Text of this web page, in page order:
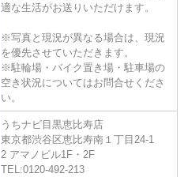
適な生活がお送りいただけます。
※写真と現況が異なる場合は、現況
を優先させていただきます。
※駐輪場・バイク置き場・駐車場の
空き状況についてはお問合せくださ
い。
うちナビ目黒恵比寿店
東京都渋谷区恵比寿南１丁目24-1
2 アマノビル1F・2F
TEL:0120-492-213